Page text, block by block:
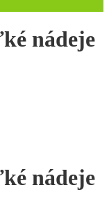
nádeje
nádeje